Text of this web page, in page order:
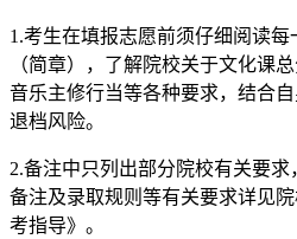
1.考生在填报志愿前须仔细阅读
（简章），了解院校关于文化课
音乐主修行当等各种要求，结合
退档风险。
2.备注中只列出部分院校有关要求
备注及录取规则等有关要求详见
考指导》。